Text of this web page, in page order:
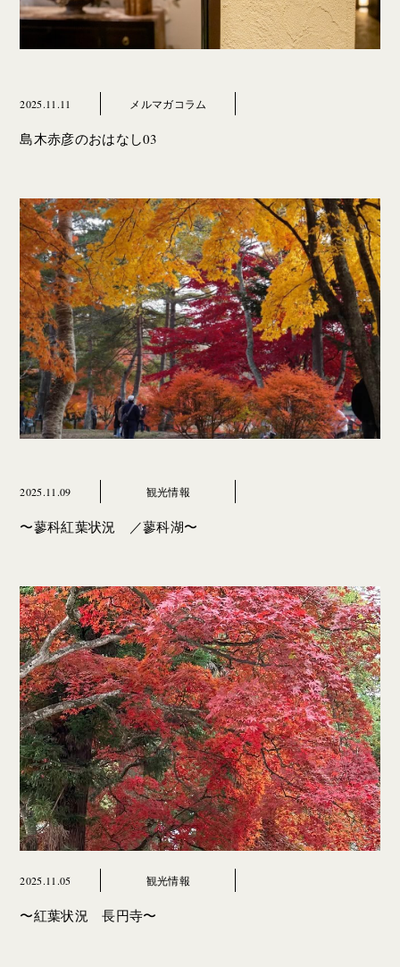
2025.11.11 メルマガコラム
島木赤彦のおはなし03
2025.11.09 観光情報
〜蓼科紅葉状況 ／蓼科湖〜
2025.11.05 観光情報
〜紅葉状況 長円寺〜